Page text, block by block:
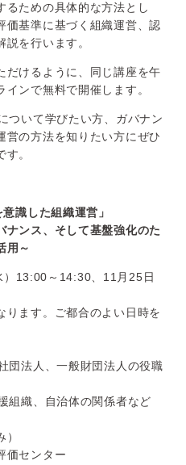
るための具体的な方法とし
価基準に基づく組織運営、認
を行います。
だけるように、同じ講座を午
ンで無料で開催します。
ついて学びたい方、ガバナン
営の方法を知りたい方にぜひ
。
識した組織運営」
ナンス、そして基盤強化のた
用～
13:00～14:30、11月25日
ます。ご都合のよい日時を
法人、一般財団法人の役職
組織、自治体の関係者など
価センター